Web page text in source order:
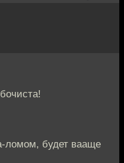
ломом, будет вааще